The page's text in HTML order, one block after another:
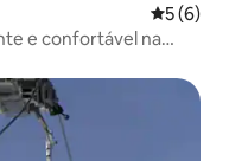
5 (6)
e confortável na